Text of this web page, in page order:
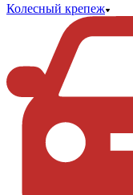
Колесный крепеж